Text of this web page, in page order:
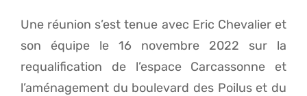
Une réunion s’est tenue avec Eric Chevalier et
son équipe le 16 novembre 2022 sur la
requalification de l’espace Carcassonne et
l’aménagement du boulevard des Poilus et du